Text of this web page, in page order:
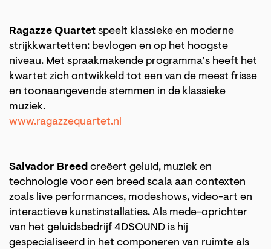
Ragazze Quartet speelt klassieke en moderne
strijkkwartetten: bevlogen en op het hoogste
niveau. Met spraakmakende programma’s heeft het
kwartet zich ontwikkeld tot een van de meest frisse
en toonaangevende stemmen in de klassieke
muziek.
www.ragazzequartet.nl
Salvador Breed creëert geluid, muziek en
technologie voor een breed scala aan contexten
zoals live performances, modeshows, video-art en
interactieve kunstinstallaties. Als mede-oprichter
van het geluidsbedrijf 4DSOUND is hij
gespecialiseerd in het componeren van ruimte als